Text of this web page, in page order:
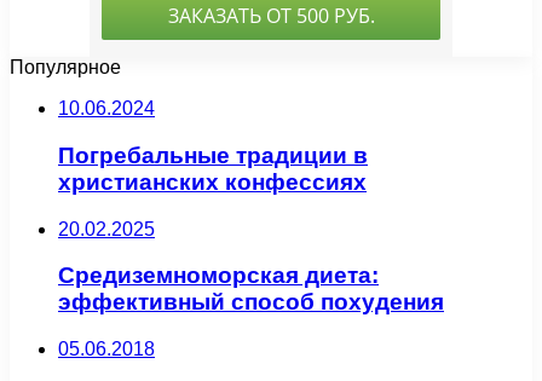
Популярное
10.06.2024
Погребальные традиции в
христианских конфессиях
20.02.2025
Средиземноморская диета:
эффективный способ похудения
05.06.2018